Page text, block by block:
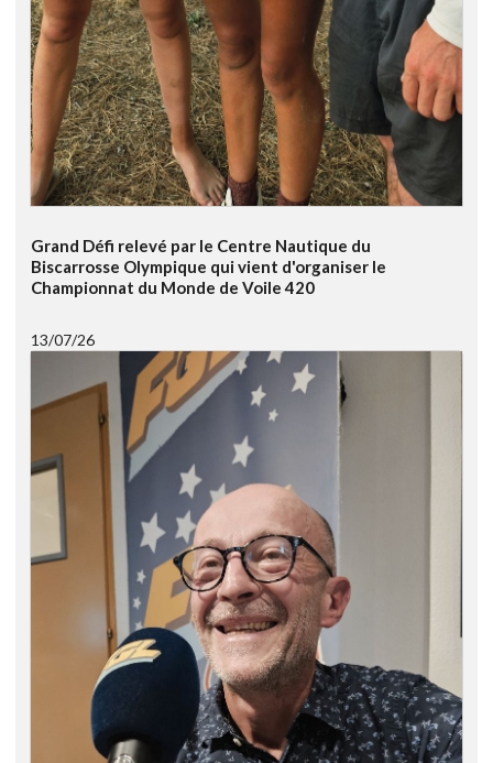
Grand Défi relevé par le Centre Nautique du
Biscarrosse Olympique qui vient d'organiser le
Championnat du Monde de Voile 420
13/07/26